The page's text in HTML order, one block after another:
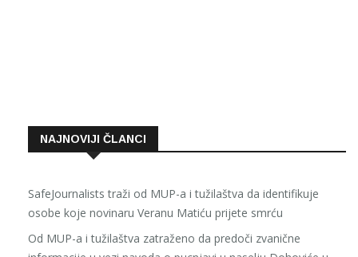
NAJNOVIJI ČLANCI
SafeJournalists traži od MUP-a i tužilaštva da identifikuje
osobe koje novinaru Veranu Matiću prijete smrću
Od MUP-a i tužilaštva zatraženo da predoči zvanične